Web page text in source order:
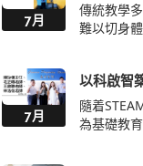
7月
傳統教學
難以切身
7月
以科啟智
隨着
為基礎教